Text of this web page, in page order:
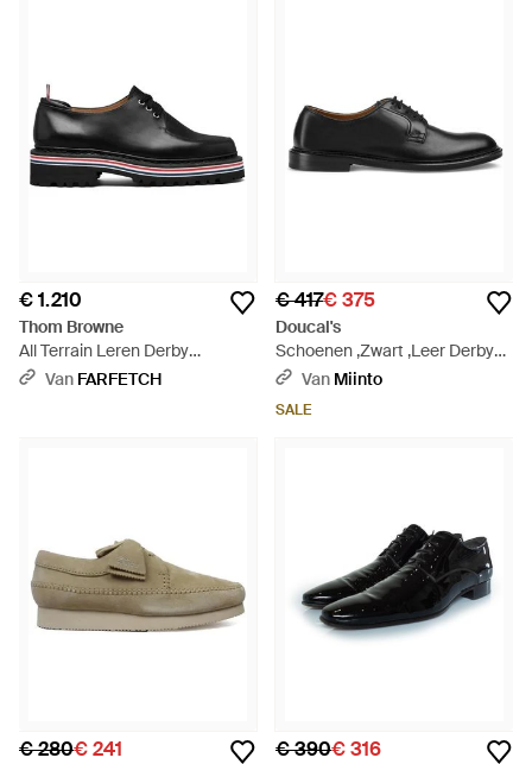
€ 1.210
Thom Browne
All Terrain Leren Derby
Schoenen - Zwart
Van FARFETCH
€ 417€ 375
Doucal's
Schoenen ,Zwart ,Leer Derby
Nappato - Zwart
Van Miinto
SALE
€ 280€ 241 € 390€ 316